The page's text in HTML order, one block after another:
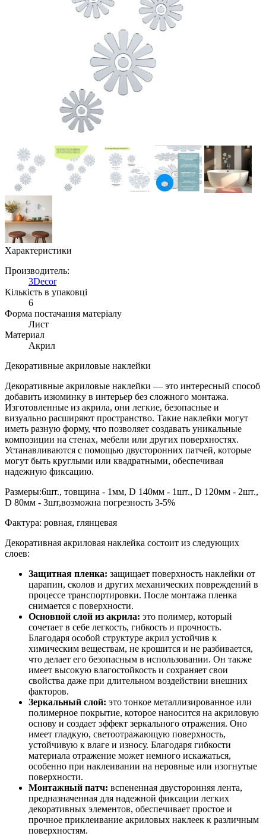
Характеристики
Производитель:
3Decor
Кількість в упаковці
6
Форма постачання матеріалу
Лист
Материал
Акрил
Декоративные акриловые наклейки
Декоративные акриловые наклейки — это интересный способ
добавить изюминку в интерьер без сложного монтажа.
Изготовленные из акрила, они легкие, безопасные и
визуально расширяют пространство. Такие наклейки могут
иметь разную форму, что позволяет создавать уникальные
композиции на стенах, мебели или других поверхностях.
Устанавливаются с помощью двусторонних патчей, которые
могут быть круглыми или квадратными, обеспечивая
надежную фиксацию.
Размеры:6шт., товщина - 1мм, D 140мм - 1шт., D 120мм - 2шт.,
D 80мм - 3шт,возможна погрезность 3-5%
Фактура: ровная, глянцевая
Декоративная акриловая наклейка состоит из следующих
слоев:
Защитная пленка: защищает поверхность наклейки от
царапин, сколов и других механических повреждений в
процессе транспортировки. После монтажа пленка
снимается с поверхности.
Основной слой из акрила: это полимер, который
сочетает в себе легкость, гибкость и прочность.
Благодаря особой структуре акрил устойчив к
химическим веществам, не крошится и не разбивается,
что делает его безопасным в использовании. Он также
имеет высокую влагостойкость и сохраняет свои
свойства даже при длительном воздействии внешних
факторов.
Зеркальный слой: это тонкое металлизированное или
полимерное покрытие, которое наносится на акриловую
основу и создает эффект зеркального отражения. Оно
имеет гладкую, светоотражающую поверхность,
устойчивую к влаге и износу. Благодаря гибкости
материала отражение может немного искажаться,
особенно при наклеивании на неровные или изогнутые
поверхности.
Монтажный патч: вспененная двусторонняя лента,
предназначенная для надежной фиксации легких
декоративных элементов, обеспечивает простое и
прочное приклеивание акриловых наклеек к различным
поверхностям.